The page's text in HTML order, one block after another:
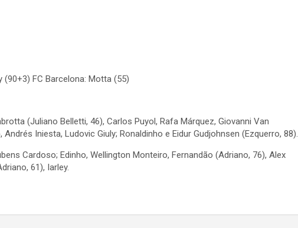
(90+3) FC Barcelona: Motta (55)
(Juliano Belletti, 46), Carlos Puyol, Rafa Márquez, Giovanni Van
Iniesta, Ludovic Giuly; Ronaldinho e Eidur Gudjohnsen (Ezquerro, 88).
Cardoso; Edinho, Wellington Monteiro, Fernandão (Adriano, 76), Alex
61), Iarley.